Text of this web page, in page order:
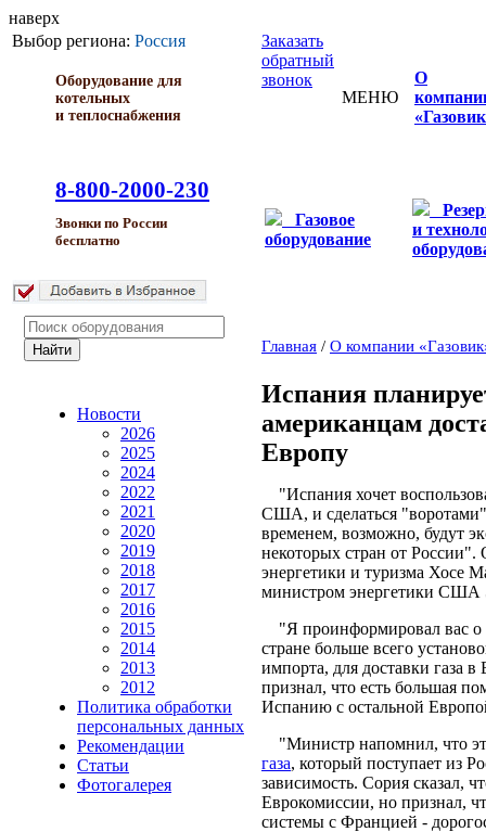
наверх
Выбор региона: Россия
Оборудование для
котельных
и теплоснабжения
8-800-2000-230
Звонки по России
бесплатно
Заказать
обратный
звонок
МЕНЮ
О
Газовое
оборудование
и
Новости
2026
2025
2024
2022
2021
2020
2019
2018
2017
2016
2015
2014
2013
2012
Политика обработки
персональных данных
Рекомендации
Статьи
Фотогалерея
Главная / О компании
Испания
американцам
Европу
"Испания хочет
США, и сделаться
временем, возможно, будут
некоторых стран от
энергетики и туризма Хосе
министром энергетики
"Я проинформировал вас о
стране больше всего
импорта, для доставки газа
признал, что есть большая
Испанию с остальной
"Министр напомнил, что
газа, который поступает из
зависимость. Сория сказал,
Еврокомиссии, но признал,
системы с Францией -